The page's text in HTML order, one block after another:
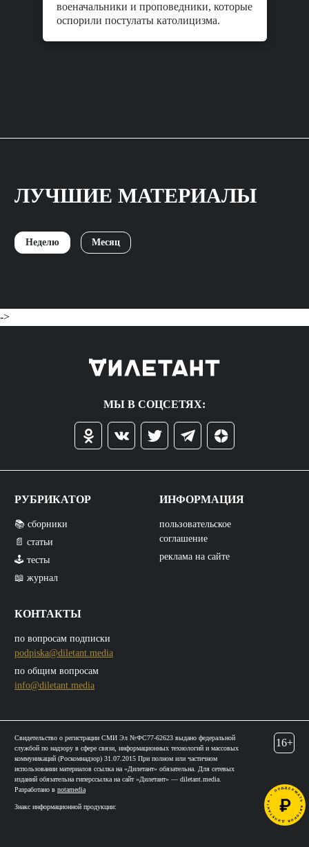
военачальники и проповедники, которые
оспорили постулаты католицизма.
ЛУЧШИЕ МАТЕРИАЛЫ
Неделю Месяц
->
МЫ В СОЦСЕТЯХ:
РУБРИКАТОР
📚 сборники
📄 статьи
🕹️ тесты
📖 журнал
КОНТАКТЫ
по вопросам подписки
podpiska@diletant.media
по общим вопросам
info@diletant.media
ИНФОРМАЦИЯ
пользовательское
соглашение
реклама на сайте
Свидетельство о регистрации СМИ Эл №ФС77-62623 выдано федеральной
службой по надзору в сфере связи, информационных технологий и массовых
коммуникаций (Роскомнадзор) 31.07.2015 При полном или частичном
использовании материалов ссылка на «Дилетант» обязательна. Для сетевых
изданий обязательна гиперссылка на сайт «Дилетант» — diletant.media.
Разработано в notamedia
Знакс информационной продукции:
16+